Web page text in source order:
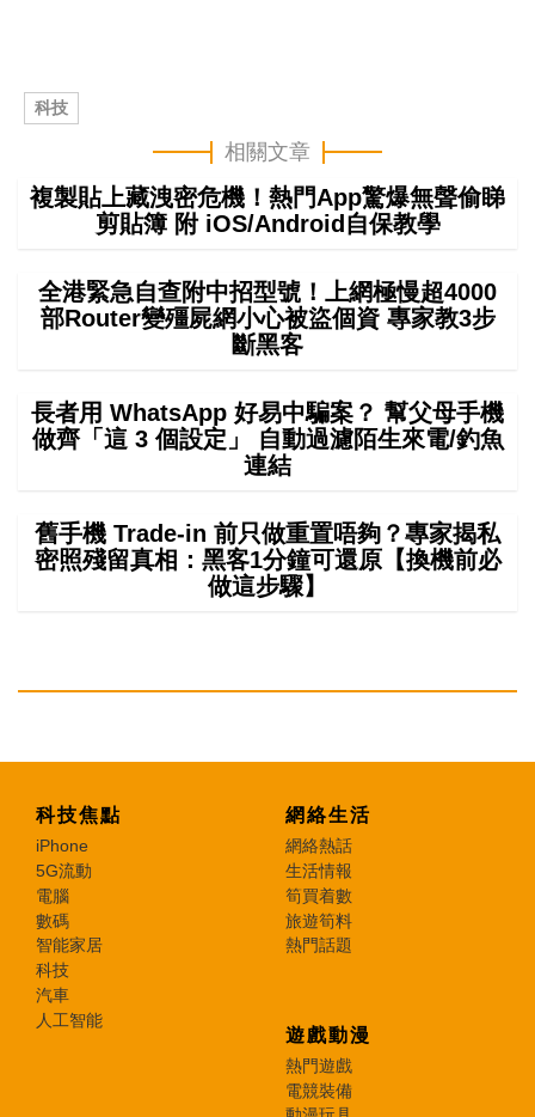
科技
相關文章
複製貼上藏洩密危機！熱門App驚爆無聲偷睇
剪貼簿 附 iOS/Android自保教學
全港緊急自查附中招型號！上網極慢超4000
部Router變殭屍網小心被盜個資 專家教3步
斷黑客
長者用 WhatsApp 好易中騙案？ 幫父母手機
做齊「這 3 個設定」 自動過濾陌生來電/釣魚
連結
舊手機 Trade-in 前只做重置唔夠？專家揭私
密照殘留真相：黑客1分鐘可還原【換機前必
做這步驟】
科技焦點
iPhone
5G流動
電腦
數碼
智能家居
科技
汽車
人工智能
網絡生活
網絡熱話
生活情報
筍買着數
旅遊筍料
熱門話題
遊戲動漫
熱門遊戲
電競裝備